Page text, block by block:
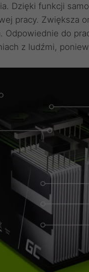
Dzięki funkcji
pracy. Zwiększa
Odpowiednie do
z ludźmi,